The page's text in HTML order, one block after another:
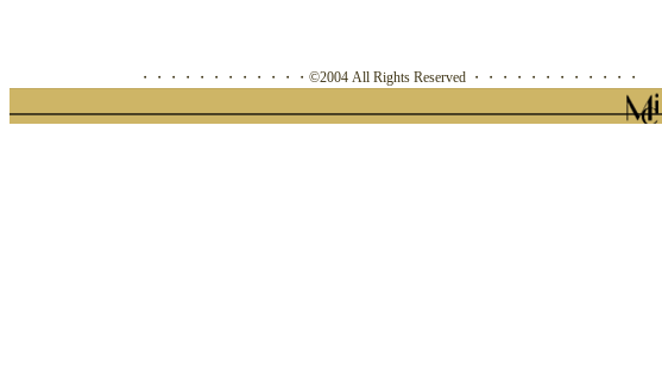
・・・・・・・・・・・・©2004 All Rights Reserved ・・・・・・・・・・・・